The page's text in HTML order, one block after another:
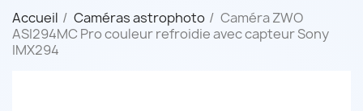
Accueil Caméras astrophoto
Caméra ZWO
ASI294MC Pro couleur refroidie avec capteur Sony
IMX294